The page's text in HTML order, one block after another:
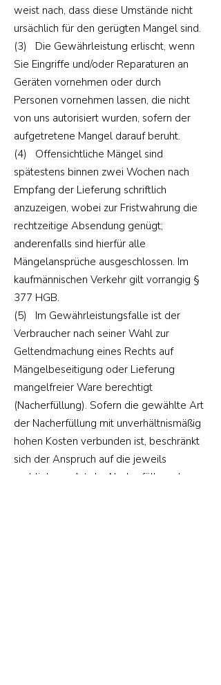
weist nach, dass diese Umstände nicht
ursächlich für den gerügten Mangel sind.
(3) Die Gewährleistung erlischt, wenn
Sie Eingriffe und/oder Reparaturen an
Geräten vornehmen oder durch
Personen vornehmen lassen, die nicht
von uns autorisiert wurden, sofern der
aufgetretene Mangel darauf beruht.
(4) Offensichtliche Mängel sind
spätestens binnen zwei Wochen nach
Empfang der Lieferung schriftlich
anzuzeigen, wobei zur Fristwahrung die
rechtzeitige Absendung genügt;
anderenfalls sind hierfür alle
Mängelansprüche ausgeschlossen. Im
kaufmännischen Verkehr gilt vorrangig §
377 HGB.
(5) Im Gewährleistungsfalle ist der
Verbraucher nach seiner Wahl zur
Geltendmachung eines Rechts auf
Mängelbeseitigung oder Lieferung
mangelfreier Ware berechtigt
(Nacherfüllung). Sofern die gewählte Art
der Nacherfüllung mit unverhältnismäßig
hohen Kosten verbunden ist, beschränkt
sich der Anspruch auf die jeweils
verbliebene Art der Nacherfüllung. Im